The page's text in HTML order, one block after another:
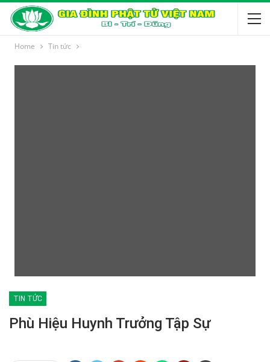
Home Tin tức
TIN TỨC
Phù Hiệu Huynh Trưởng Tập Sự